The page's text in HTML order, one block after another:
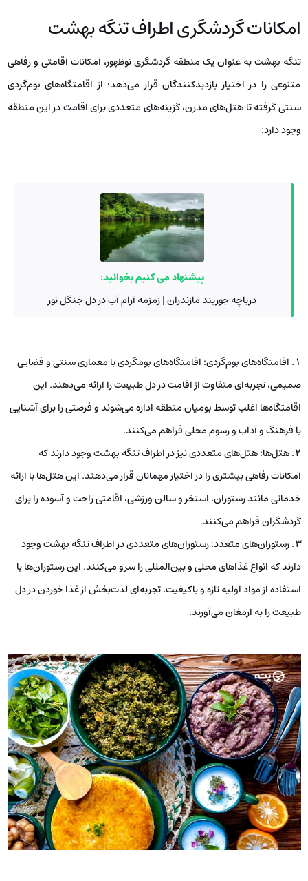
امکانات گردشگری اطراف تنگه بهشت
تنگه بهشت به عنوان یک منطقه گردشگری نوظهور، امکانات اقامتی و رفاهی
متنوعی را در اختیار بازدیدکنندگان قرار می‌دهد؛ از اقامتگاه‌های بوم‌گردی
سنتی گرفته تا هتل‌های مدرن، گزینه‌های متعددی برای اقامت در این منطقه
وجود دارد:
پیشنهاد می کنیم بخوانید:
دریاچه جوربند مازندران | زمزمه آرام آب در دل جنگل نور
اقامتگاه‌های بوم‌گردی: اقامتگاه‌های بومگردی با معماری سنتی و فضایی
صمیمی، تجربه‌ای متفاوت از اقامت در دل طبیعت را ارائه می‌دهند. این
اقامتگاه‌ها اغلب توسط بومیان منطقه اداره می‌شوند و فرصتی را برای آشنایی
با فرهنگ و آداب و رسوم محلی فراهم می‌کنند.
هتل‌ها: هتل‌های متعددی نیز در اطراف تنگه بهشت ​​وجود دارند که
امکانات رفاهی بیشتری را در اختیار مهمانان قرار می‌دهند. این هتل‌ها با ارائه
خدماتی مانند رستوران، استخر و سالن ورزشی، اقامتی راحت و آسوده را برای
گردشگران فراهم می‌کنند.
رستوران‌های متعدد: رستوران‌های متعددی در اطراف تنگه بهشت وجود
دارند که انواع غذاهای محلی و بین‌المللی را سرو می‌کنند. این رستوران‌ها با
استفاده از مواد اولیه تازه و باکیفیت، تجربه‌ای لذت‌بخش از غذا خوردن در دل
طبیعت را به ارمغان می‌آورند.